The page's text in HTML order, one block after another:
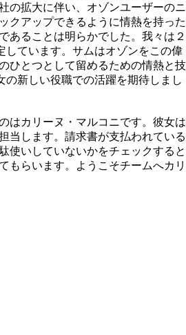
の拡大に伴い、オゾンユーザーのニ
クアップできるように情熱を持った
あることは明らかでした。我々は２
しています。サムはオゾンをこの偉
ひとつとして留めるための情熱と技
新しい役職での活躍を期待しまし
はカリーヌ・マルコニです。彼女は
当します。請求書が支払われている
使いしていないかをチェックすると
もらいます。ようこそチームへカリ